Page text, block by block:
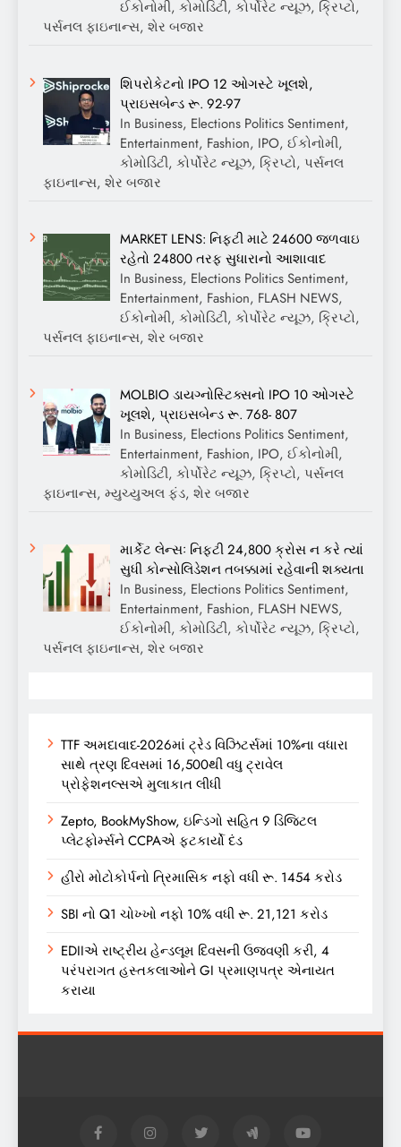
ઈકોનોમી, કોમોડિટી, કોર્પોરેટ ન્યૂઝ, ક્રિપ્ટો,
પર્સનલ ફાઇનાન્સ, શેર બજાર
શિપરોકેટનો IPO 12 ઓગસ્ટે ખૂલશે,
પ્રાઇસબેન્ડ રૂ. 92-97
In Business, Elections Politics Sentiment,
Entertainment, Fashion, IPO, ઈકોનોમી,
કોમોડિટી, કોર્પોરેટ ન્યૂઝ, ક્રિપ્ટો, પર્સનલ
ફાઇનાન્સ, શેર બજાર
MARKET LENS: નિફ્ટી માટે 24600 જળવાઇ
રહેતો 24800 તરફ સુધારાનો આશાવાદ
In Business, Elections Politics Sentiment,
Entertainment, Fashion, FLASH NEWS,
ઈકોનોમી, કોમોડિટી, કોર્પોરેટ ન્યૂઝ, ક્રિપ્ટો,
પર્સનલ ફાઇનાન્સ, શેર બજાર
MOLBIO ડાયગ્નોસ્ટિક્સનો IPO 10 ઓગસ્ટે
ખૂલશે, પ્રાઇસબેન્ડ રૂ. 768- 807
In Business, Elections Politics Sentiment,
Entertainment, Fashion, IPO, ઈકોનોમી,
કોમોડિટી, કોર્પોરેટ ન્યૂઝ, ક્રિપ્ટો, પર્સનલ
ફાઇનાન્સ, મ્યુચ્યુઅલ ફંડ, શેર બજાર
માર્કેટ લેન્સઃ નિફ્ટી 24,800 ક્રોસ ન કરે ત્યાં
સુધી કોન્સોલિડેશન તબક્કામાં રહેવાની શક્યતા
In Business, Elections Politics Sentiment,
Entertainment, Fashion, FLASH NEWS,
ઈકોનોમી, કોમોડિટી, કોર્પોરેટ ન્યૂઝ, ક્રિપ્ટો,
પર્સનલ ફાઇનાન્સ, શેર બજાર
TTF અમદાવાદ-2026માં ટ્રેડ વિઝિટર્સમાં 10%ના વધારા
સાથે ત્રણ દિવસમાં 16,500થી વધુ ટ્રાવેલ
પ્રોફેશનલ્સએ મુલાકાત લીધી
Zepto, BookMyShow, ઇન્ડિગો સહિત 9 ડિજિટલ
પ્લેટફોર્મ્સને CCPAએ ફટકાર્યો દંડ
હીરો મોટોકોર્પનો ત્રિમાસિક નફો વધી રૂ. 1454 કરોડ
SBI નો Q1 ચોખ્ખો નફો 10% વધી રૂ. 21,121 કરોડ
EDIIએ રાષ્ટ્રીય હેન્ડલૂમ દિવસની ઉજવણી કરી, 4
પરંપરાગત હસ્તકલાઓને GI પ્રમાણપત્ર એનાયત
કરાયા